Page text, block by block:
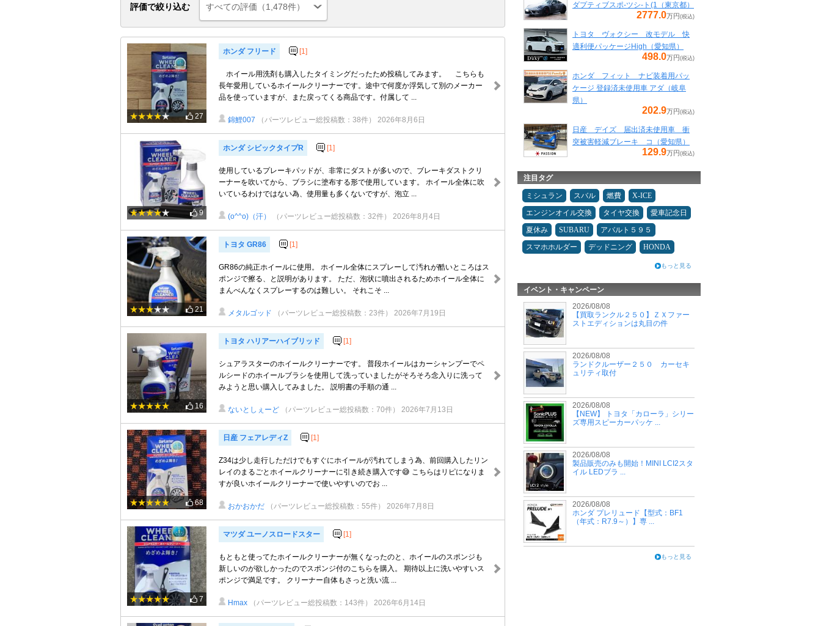
評価で絞り込む すべての評価（1,478件）
27
ホンダ フリード [1]
ホイール用洗剤も購入したタイミングだったため投稿してみます。 こちらも
長年愛用しているホイールクリーナーです。途中で何度か浮気して別のメーカー
品を使っていますが、また戻ってくる商品です。付属して ...
錦鯉007 （パーツレビュー総投稿数：38件） 2026年8月6日
9
ホンダ シビックタイプR [1]
使用しているプレーキパッドが、非常にダストが多いので、ブレーキダストクリ
ーナーを吹いてから、ブラシに塗布する形で使用しています。 ホイール全体に吹
いているわけではない為、使用量も多くないですが、泡立 ...
(o^^o)（汗） （パーツレビュー総投稿数：32件） 2026年8月4日
21
トヨタ GR86 [1]
GR86の純正ホイールに使用。 ホイール全体にスプレーして汚れが酷いところはス
ポンジで擦る、と説明があります。 ただ、泡状に噴出されるためホイール全体に
まんべんなくスプレーするのは難しい。 それこそ ...
メタルゴッド （パーツレビュー総投稿数：23件） 2026年7月19日
16
トヨタ ハリアーハイブリッド [1]
シュアラスターのホイールクリーナーです。 普段ホイールはカーシャンプーでペ
ルシードのホイールブラシを使用して洗っていましたがそろそろ念入りに洗って
みようと思い購入してみました。 説明書の手順の通 ...
ないとしぇーど （パーツレビュー総投稿数：70件） 2026年7月13日
68
日産 フェアレディZ [1]
Z34は少し走行しただけでもすぐにホイールが汚れてしまう為、前回購入したリン
レイのまるごとホイールクリーナーに引き続き購入です😅 こちらはリピになりま
すが良いホイールクリーナーで使いやすいのでお ...
おかおかだ （パーツレビュー総投稿数：55件） 2026年7月8日
7
マツダ ユーノスロードスター [1]
もともと使ってたホイールクリーナーが無くなったのと、ホイールのスポンジも
新しいのが欲しかったのでスポンジ付のこちらを購入。 期待以上に洗いやすいス
ポンジで満足です。 クリーナー自体もさっと洗い流 ...
Hmax （パーツレビュー総投稿数：143件） 2026年6月14日
ダプティブスポ-ツシ-ト(1（東京都）
2777.0万円(税込)
トヨタ ヴォクシー 改モデル 快
適利便パッケージHigh（愛知県）
498.0万円(税込)
ホンダ フィット ナビ装着用パッ
ケージ 登録済未使用車 アダ（岐阜
県）
202.9万円(税込)
日産 デイズ 届出済未使用車 衝
突被害軽減ブレーキ コ（愛知県）
129.9万円(税込)
注目タグ
ミシュラン スバル 燃費
X-ICE
エンジンオイル交換
タイヤ交換
愛車記念日
夏休み
SUBARU
アバルト５９５
スマホホルダー
デッドニング HONDA
もっと見る
イベント・キャンペーン
2026/08/08
【買取ランクル２５０】ＺＸファー
ストエディションは丸目の件
2026/08/08
ランドクルーザー２５０ カーセキ
ュリティ取付
2026/08/08
【NEW】 トヨタ「カローラ」シリー
ズ専用スピーカーパッケ ...
2026/08/08
製品販売のみも開始！MINI LCI2スタ
イル LEDブラ ...
2026/08/08
ホンダ プレリュード【型式：BF1
（年式：R7.9～）】専 ...
もっと見る